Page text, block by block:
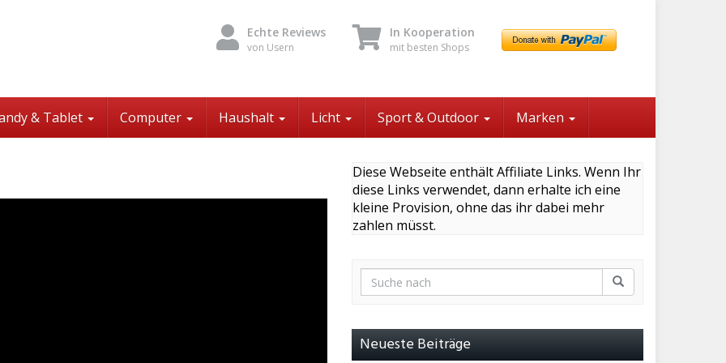
Echte Reviews
von Usern
In Kooperation
mit besten Shops
& Tablet Computer Haushalt Licht Sport & Outdoor Marken
Diese Webseite enthält Affiliate Links. Wenn Ihr
diese Links verwendet, dann erhalte ich eine
kleine Provision, ohne das ihr dabei mehr
zahlen müsst.
Neueste Beiträge